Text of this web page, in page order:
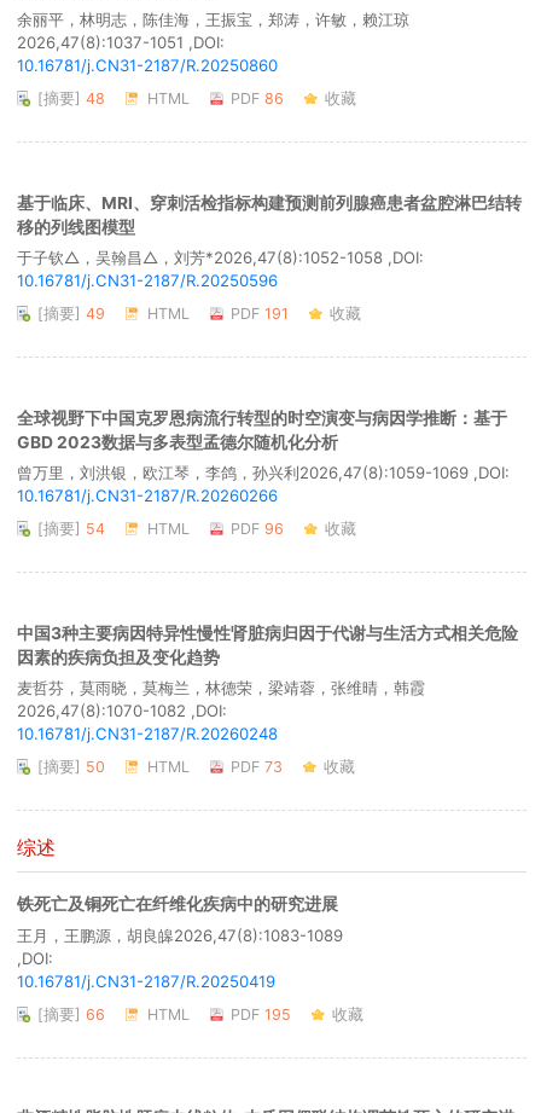
余丽平，林明志，陈佳海，王振宝，郑涛，许敏，赖江琼
2026,47(8):1037-1051 ,DOI:
10.16781/j.CN31-2187/R.20250860
[摘要]48 HTML PDF 86 收藏
基于临床、MRI、穿刺活检指标构建预测前列腺癌患者盆腔淋巴结转
移的列线图模型
于子钦△，吴翰昌△，刘芳*2026,47(8):1052-1058 ,DOI:
10.16781/j.CN31-2187/R.20250596
[摘要]49 HTML PDF 191 收藏
全球视野下中国克罗恩病流行转型的时空演变与病因学推断：基于
GBD 2023数据与多表型孟德尔随机化分析
曾万里，刘洪银，欧江琴，李鸽，孙兴利2026,47(8):1059-1069 ,DOI:
10.16781/j.CN31-2187/R.20260266
[摘要] 54 HTML PDF 96 收藏
中国3种主要病因特异性慢性肾脏病归因于代谢与生活方式相关危险
因素的疾病负担及变化趋势
麦哲芬，莫雨晓，莫梅兰，林德荣，梁靖蓉，张维晴，韩霞
2026,47(8):1070-1082 ,DOI:
10.16781/j.CN31-2187/R.20260248
[摘要] 50 HTML PDF 73 收藏
综述
铁死亡及铜死亡在纤维化疾病中的研究进展
王月，王鹏源，胡良皞2026,47(8):1083-1089
,DOI:
10.16781/j.CN31-2187/R.20250419
[摘要]66 HTML PDF 195 收藏